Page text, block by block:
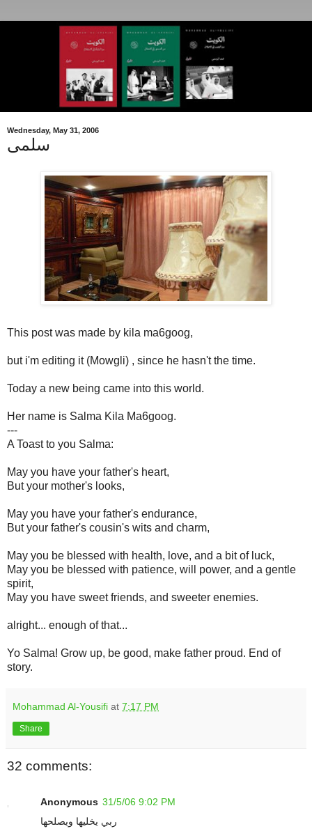
Wednesday, May 31, 2006
سلمى
This post was made by kila ma6goog,
but i'm editing it (Mowgli) , since he hasn't the time.
Today a new being came into this world.
Her name is Salma Kila Ma6goog.
---
A Toast to you Salma:
May you have your father's heart,
But your mother's looks,
May you have your father's endurance,
But your father's cousin's wits and charm,
May you be blessed with health, love, and a bit of luck,
May you be blessed with patience, will power, and a gentle
spirit,
May you have sweet friends, and sweeter enemies.
alright... enough of that...
Yo Salma! Grow up, be good, make father proud. End of
story.
Mohammad Al-Yousifi at 7:17 PM
Share
32 comments:
Anonymous 31/5/06 9:02 PM
ربي يخليها ويصلحها